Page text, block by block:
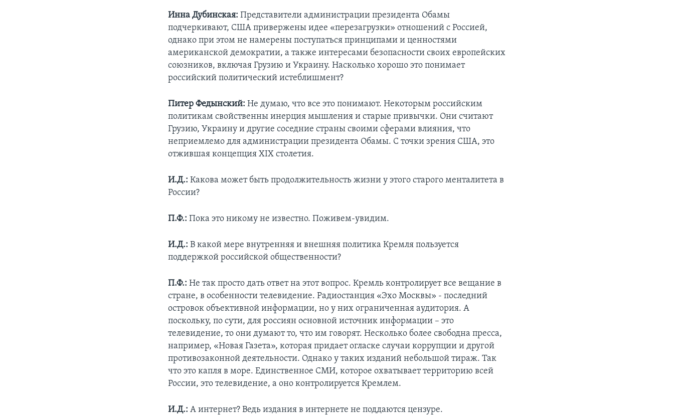
Инна Дубинская: Представители администрации президента Обамы
подчеркивают, США привержены идее «перезагрузки» отношений с Россией,
однако при этом не намерены поступаться принципами и ценностями
американской демократии, а также интересами безопасности своих европейских
союзников, включая Грузию и Украину. Насколько хорошо это понимает
российский политический истеблишмент?
Питер Федынский: Не думаю, что все это понимают. Некоторым российским
политикам свойственны инерция мышления и старые привычки. Они считают
Грузию, Украину и другие соседние страны своими сферами влияния, что
неприемлемо для администрации президента Обамы. С точки зрения США, это
отжившая концепция XIX столетия.
И.Д.: Какова может быть продолжительность жизни у этого старого менталитета в
России?
П.Ф.: Пока это никому не известно. Поживем-увидим.
И.Д.: В какой мере внутренняя и внешняя политика Кремля пользуется
поддержкой российской общественности?
П.Ф.: Не так просто дать ответ на этот вопрос. Кремль контролирует все вещание в
стране, в особенности телевидение. Радиостанция «Эхо Москвы» - последний
островок объективной информации, но у них ограниченная аудитория. А
поскольку, по сути, для россиян основной источник информации – это
телевидение, то они думают то, что им говорят. Несколько более свободна пресса,
например, «Новая Газета», которая придает огласке случаи коррупции и другой
противозаконной деятельности. Однако у таких изданий небольшой тираж. Так
что это капля в море. Единственное СМИ, которое охватывает территорию всей
России, это телевидение, а оно контролируется Кремлем.
И.Д.: А интернет? Ведь издания в интернете не поддаются цензуре.